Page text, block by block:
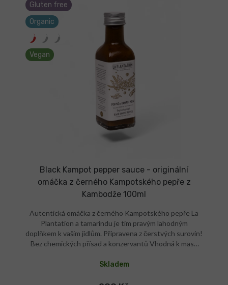
Gluten free
Organic
Vegan
Black Kampot pepper sauce - originální
omáčka z černého Kampotského pepře z
Kambodže 100ml
Autentická omáčka z černého Kampotského pepře La
Plantation a tamarindu je tím pravým lahodným
doplňkem k vašim jídlům. Připravena z čerstvých surovin!
Bez chemických přísad a konzervantů Vhodná k masu,
Skladem